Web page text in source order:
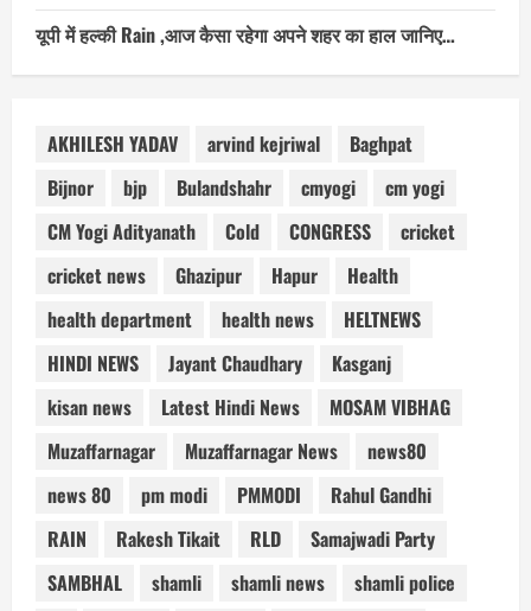
यूपी में हल्की Rain ,आज कैसा रहेगा अपने शहर का हाल जानिए…
AKHILESH YADAV arvind kejriwal
Baghpat
Bijnor
bjp Bulandshahr cmyogi
cm yogi
CM Yogi Adityanath
Cold CONGRESS
cricket
cricket news
Ghazipur Hapur
Health
health department
health news
HELTNEWS
HINDI NEWS
Jayant Chaudhary
Kasganj
kisan news
Latest Hindi News
MOSAM VIBHAG
Muzaffarnagar
Muzaffarnagar News
news80
news 80
pm modi PMMODI
Rahul Gandhi
RAIN
Rakesh Tikait RLD
Samajwadi Party
SAMBHAL
shamli shamli news
shamli police